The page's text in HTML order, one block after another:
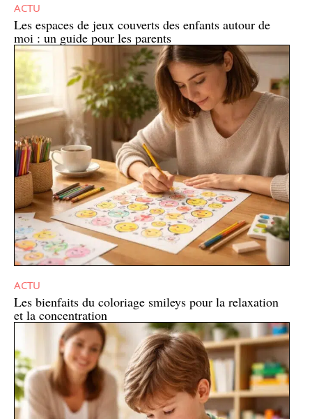
ACTU
Les espaces de jeux couverts des enfants autour de
moi : un guide pour les parents
ACTU
Les bienfaits du coloriage smileys pour la relaxation
et la concentration